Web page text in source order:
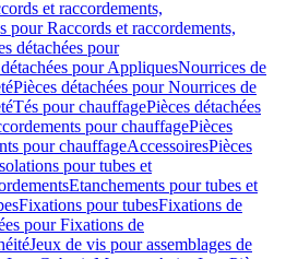
et raccordements,
pour Raccords et raccordements,
détachées pour
pour AppliquesNourrices de
Pièces détachées pour Nourrices de
Tés pour chauffagePièces détachées
pour chauffagePièces
pour chauffageAccessoiresPièces
pour tubes et
Etanchements pour tubes et
Fixations pour tubesFixations de
pour Fixations de
Jeux de vis pour assemblages de